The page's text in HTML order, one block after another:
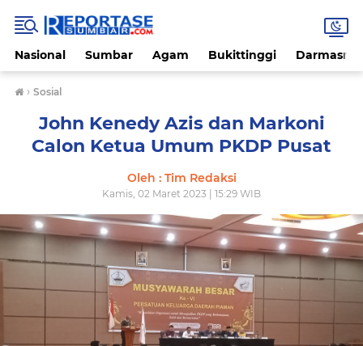
Nasional Sumbar Agam Bukittinggi
› Sosial
John Kenedy Azis dan Markoni
Calon Ketua Umum PKDP Pusat
Oleh : Tim Redaksi
Kamis, 02 Maret 2023 | 15:29 WIB